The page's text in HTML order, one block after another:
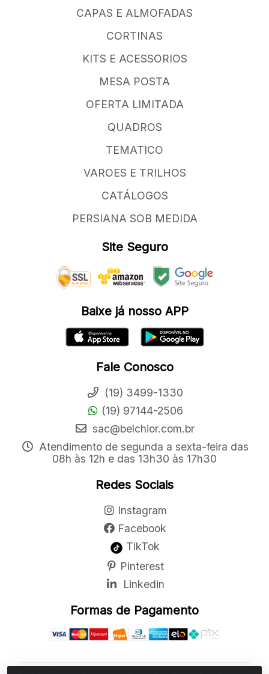
CAPAS E ALMOFADAS
CORTINAS
KITS E ACESSORIOS
MESA POSTA
OFERTA LIMITADA
QUADROS
TEMATICO
VAROES E TRILHOS
CATÁLOGOS
PERSIANA SOB MEDIDA
Site Seguro
Baixe já nosso APP
Fale Conosco
(19) 3499-1330
(19) 97144-2506
sac@belchior.com.br
Atendimento de segunda a sexta-feira das
08h às 12h e das 13h30 às 17h30
Redes Sociais
Instagram
Facebook
TikTok
Pinterest
Linkedin
Formas de Pagamento